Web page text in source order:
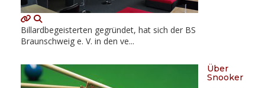
Billardbegeisterten gegründet, hat sich der BS
Braunschweig e. V. in den ve...
Über
Snooker